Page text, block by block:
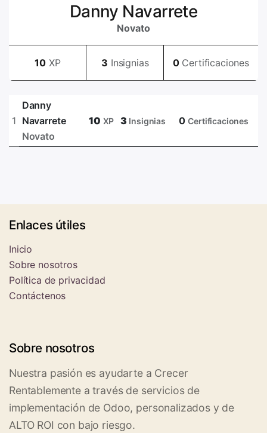
Danny Navarrete
Novato
10 XP 3 Insignias 0 Certificaciones
1
Danny
Navarrete
Novato
10 XP 3 Insignias 0 Certificaciones
Enlaces útiles
Inicio
Sobre nosotros
Política de privacidad
Contáctenos
Sobre nosotros
Nuestra pasión es ayudarte a Crecer
Rentablemente a través de servicios de
implementación de Odoo, personalizados y de
ALTO ROI con bajo riesgo.